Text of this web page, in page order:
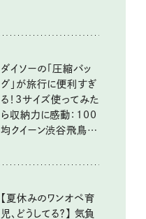
ダイソーの「圧縮バッ
グ」が旅行に便利すぎ
る！3サイズ使ってみた
ら収納力に感動：100
均クイーン渋谷飛鳥の
【夏休みのワンオペ育
児、どうしてる？】 気負